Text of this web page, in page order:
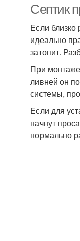
Септик
Если
идеально
затопит.
При монтаже
ливней он
системы,
Если для
начнут
нормально